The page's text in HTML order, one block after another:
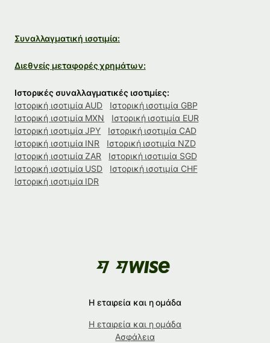
Συναλλαγματική ισοτιμία:
Διεθνείς μεταφορές χρημάτων:
Ιστορικές συναλλαγματικές ισοτιμίες:
Ιστορική ισοτιμία AUD
Ιστορική ισοτιμία GBP
Ιστορική ισοτιμία MXN
Ιστορική ισοτιμία EUR
Ιστορική ισοτιμία JPY
Ιστορική ισοτιμία CAD
Ιστορική ισοτιμία INR
Ιστορική ισοτιμία NZD
Ιστορική ισοτιμία ZAR
Ιστορική ισοτιμία SGD
Ιστορική ισοτιμία USD
Ιστορική ισοτιμία CHF
Ιστορική ισοτιμία IDR
Η εταιρεία και η ομάδα
Η εταιρεία και η ομάδα
Ασφάλεια